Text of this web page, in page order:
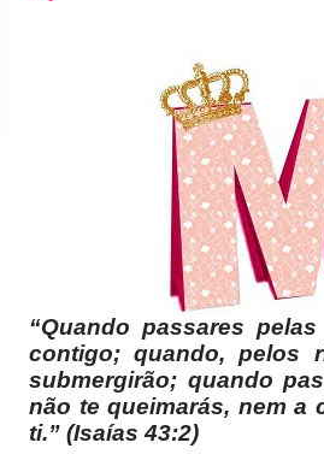
“Quando passares
contigo; quando, pelos
submergirão; quando
não te queimarás, nem a
ti.” (Isaías 43:2)